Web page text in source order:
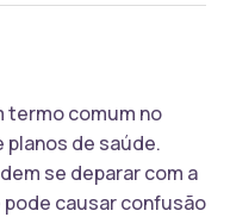
termo comum no
de saúde.
se deparar com a
causar confusão